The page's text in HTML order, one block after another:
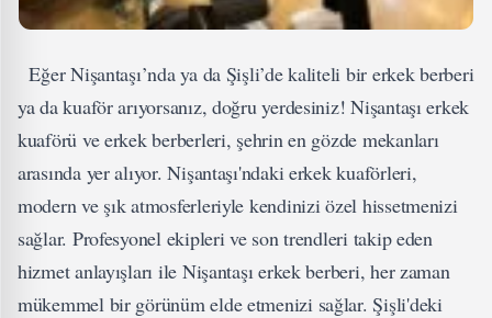
Eğer Nişantaşı’nda ya da Şişli’de kaliteli bir erkek berberi
ya da kuaför arıyorsanız, doğru yerdesiniz! Nişantaşı erkek
kuaförü ve erkek berberleri, şehrin en gözde mekanları
arasında yer alıyor. Nişantaşı'ndaki erkek kuaförleri,
modern ve şık atmosferleriyle kendinizi özel hissetmenizi
sağlar. Profesyonel ekipleri ve son trendleri takip eden
hizmet anlayışları ile Nişantaşı erkek berberi, her zaman
mükemmel bir görünüm elde etmenizi sağlar. Şişli'deki